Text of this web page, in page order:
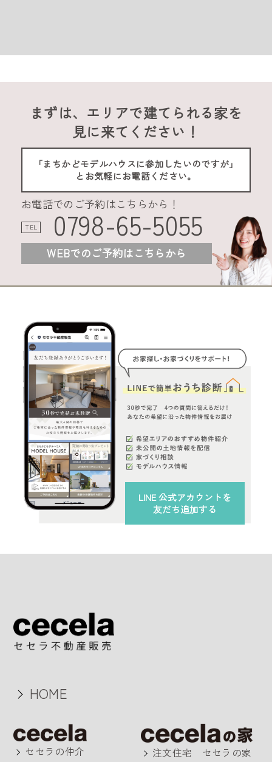
まずは、エリアで建てられる家を
見に来てください！
「まちかどモデルハウスに参加したいのですが」
とお気軽にお電話ください。
お電話でのご予約はこちらから！
TEL 0798-65-5055
WEBでのご予約はこちらから
LINE 公式アカウントを
友だち追加する
HOME
セセラの仲介 注文住宅 セセラの家